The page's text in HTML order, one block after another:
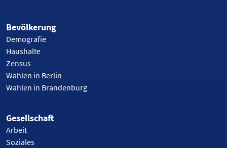
Bevölkerung
Demografie
Haushalte
Zensus
Wahlen in Berlin
Wahlen in Brandenburg
Gesellschaft
Arbeit
Soziales